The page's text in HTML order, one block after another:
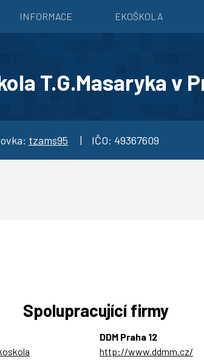
INFORMACE EKOŠKOLA
T.G.Masaryka v
tzams95 | IČO: 49367609
Spolupracující firmy
DDM Praha 12
http://www.ddmm.cz/